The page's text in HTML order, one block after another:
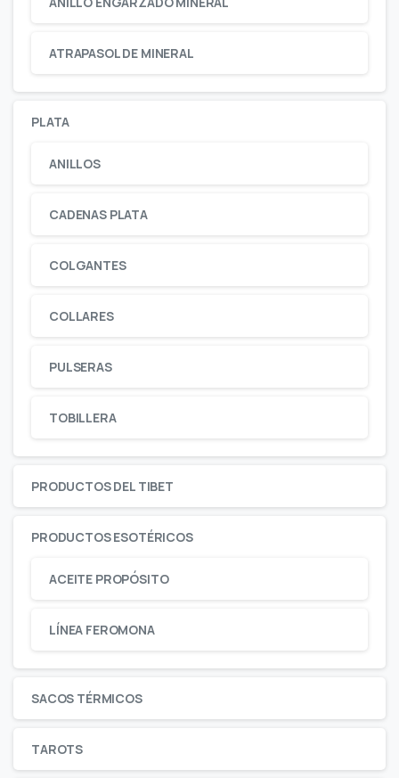
ATRAPASOL DE MINERAL
PLATA
ANILLOS
CADENAS PLATA
COLGANTES
COLLARES
PULSERAS
TOBILLERA
PRODUCTOS DEL TIBET
PRODUCTOS ESOTÉRICOS
ACEITE PROPÓSITO
LÍNEA FEROMONA
SACOS TÉRMICOS
TAROTS